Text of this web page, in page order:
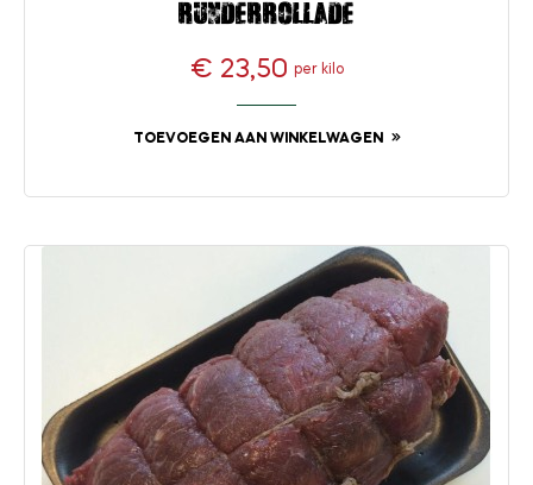
Runderrollade
Prijs
€ 23,50 per kilo
TOEVOEGEN AAN WINKELWAGEN